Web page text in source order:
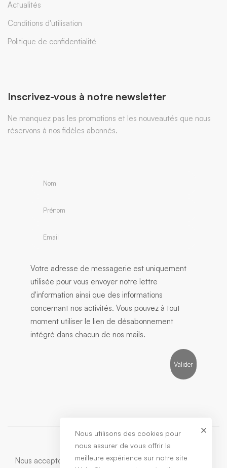
Actualités
Conditions d'utilisation
Politique de confidentialité
Inscrivez-vous à notre newsletter
Ne manquez pas les promotions et les nouveautés que nous
réservons à nos fidèles abonnés.
Votre adresse de messagerie est uniquement
utilisée pour vous envoyer notre lettre
d'information ainsi que des informations
concernant nos activités. Vous pouvez à tout
moment utiliser le lien de désabonnement
intégré dans chacun de nos mails.
Nous acceptons:
Nous utilisons des cookies pour
nous assurer de vous offrir la
meilleure expérience sur notre site